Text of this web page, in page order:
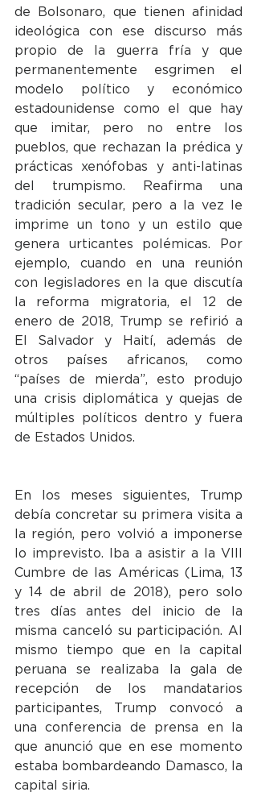
de Bolsonaro, que tienen afinidad
ideológica con ese discurso más
propio de la guerra fría y que
permanentemente esgrimen el
modelo político y económico
estadounidense como el que hay
que imitar, pero no entre los
pueblos, que rechazan la prédica y
prácticas xenófobas y anti-latinas
del trumpismo. Reafirma una
tradición secular, pero a la vez le
imprime un tono y un estilo que
genera urticantes polémicas. Por
ejemplo, cuando en una reunión
con legisladores en la que discutía
la reforma migratoria, el 12 de
enero de 2018, Trump se refirió a
El Salvador y Haití, además de
otros países africanos, como
“países de mierda”, esto produjo
una crisis diplomática y quejas de
múltiples políticos dentro y fuera
de Estados Unidos.
En los meses siguientes, Trump
debía concretar su primera visita a
la región, pero volvió a imponerse
lo imprevisto. Iba a asistir a la VIII
Cumbre de las Américas (Lima, 13
y 14 de abril de 2018), pero solo
tres días antes del inicio de la
misma canceló su participación. Al
mismo tiempo que en la capital
peruana se realizaba la gala de
recepción de los mandatarios
participantes, Trump convocó a
una conferencia de prensa en la
que anunció que en ese momento
estaba bombardeando Damasco, la
capital siria.